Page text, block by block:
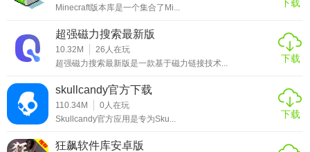
3. 资源预览：提供资源预览功能，方便用户判断资源是否可
用。
4. 磁力链接下载：支持直接下载磁力链接，方便用户获取所
需资源。
【超强磁力搜索官方版内容】
1. 搜索引擎集合：整合了多个知名的搜索引擎，如Google、
Minecraft版本库是一个集合了Mi...
下载
超强磁力搜索最新版
10.32M 26 人在玩
超强磁力搜索最新版是一款基于磁力链接技术...
下载
skullcandy官方下载
110.34M 0 人在玩
Skullcandy官方应用是专为Sku...
下载
狂飙软件库安卓版